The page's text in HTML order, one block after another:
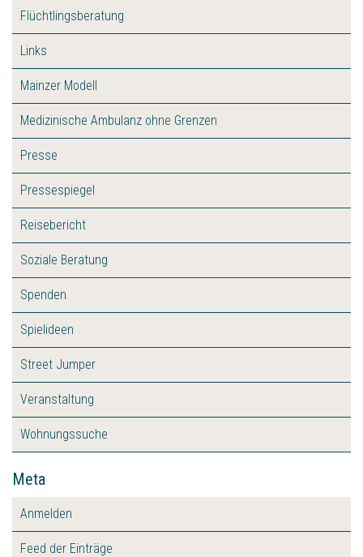
Flüchtlingsberatung
Links
Mainzer Modell
Medizinische Ambulanz ohne Grenzen
Presse
Pressespiegel
Reisebericht
Soziale Beratung
Spenden
Spielideen
Street Jumper
Veranstaltung
Wohnungssuche
Meta
Anmelden
Feed der Einträge